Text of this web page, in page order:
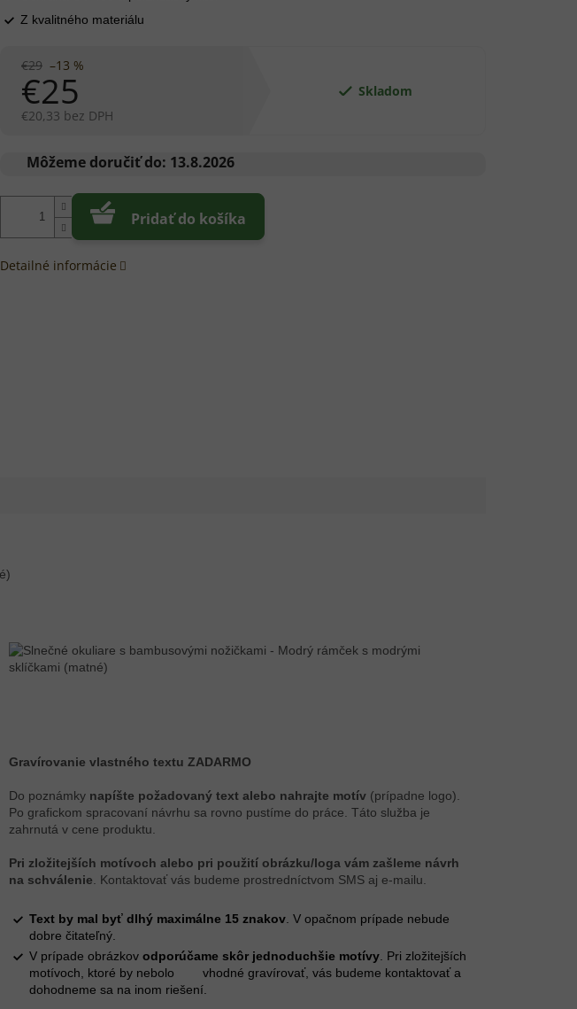
HVIEZDIČIEK.
€29 –13 %
€25
€20,33 bez DPH
cena:
Skladom
Môžeme doručiť do: 13.8.2026
Pridať do košíka
Z kvalitného materiálu
Detailné informácie
Gravírovanie vlastného textu ZADARMO
Do poznámky napíšte požadovaný text alebo nahrajte motív (prípadne logo).
Po grafickom spracovaní návrhu sa rovno pustíme do práce. Táto služba je
zahrnutá v cene produktu.
Pri zložitejších motívoch alebo pri použití obrázku/loga vám zašleme návrh
na schválenie . Kontaktovať vás budeme prostredníctvom SMS aj e-mailu.
Text by mal byť dlhý maximálne 15 znakov . V opačnom prípade nebude
dobre čitateľný.
V prípade obrázkov odporúčame skôr jednoduchšie motívy . Pri zložitejších
motívoch, ktoré by nebolo vhodné gravírovať, vás budeme kontaktovať a
dohodneme sa na inom riešení.